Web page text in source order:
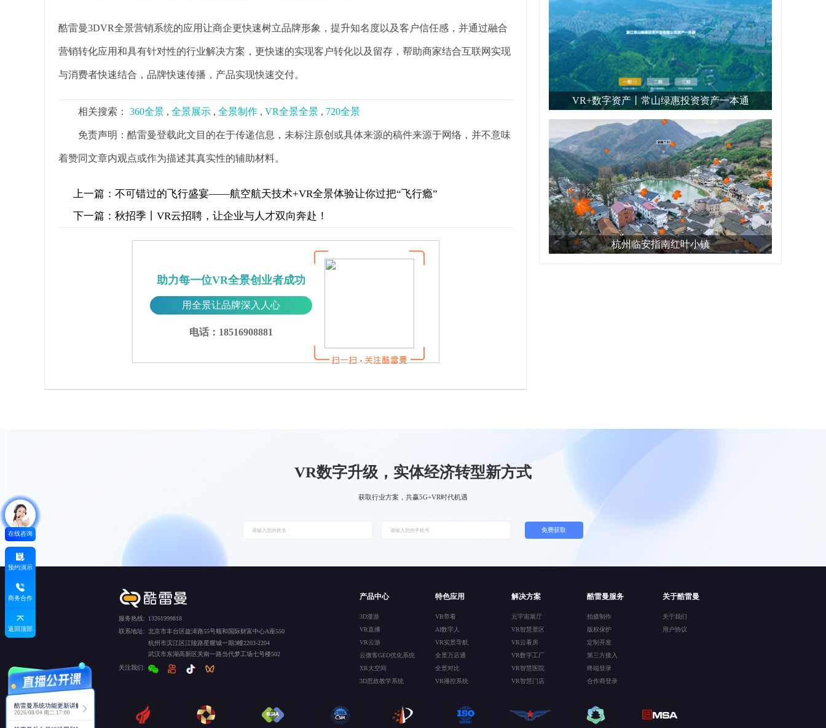
酷雷曼3DVR全景营销系统的应用让商企更快速树立品牌形象，提升知名度以及客户信任感，并通过融合
营销转化应用和具有针对性的行业解决方案，更快速的实现客户转化以及留存，帮助商家结合互联网实现
与消费者快速结合，品牌快速传播，产品实现快速交付。
相关搜索： 360全景 , 全景展示 , 全景制作 , VR全景全景 , 720全景
免责声明：酷雷曼登载此文目的在于传递信息，未标注原创或具体来源的稿件来源于网络，并不意味
着赞同文章内观点或作为描述其真实性的辅助材料。
上一篇： 不可错过的飞行盛宴——航空航天技术+VR全景体验让你过把“飞行瘾”
下一篇： 秋招季丨VR云招聘，让企业与人才双向奔赴！
助力每一位VR全景创业者成功
用全景让品牌深入人心
电话：18516908881
VR+数字资产丨常山绿惠投资资产一本通
杭州临安指南红叶小镇
在线咨询
预约演示
商务合作
返回顶部
酷雷曼系统功能更新讲解
2026/08/04 周二 17:00
VR数字升级，实体经济转型新方式
获取行业方案，共赢5G+VR时代机遇
免费获取
服务热线:
13261999818
联系地址: 北京市丰台区益泽路55号顺和国际财富中心A座550
杭州市滨江区江陵路星耀城一期3幢2203-2204
武汉市东湖高新区关南一路当代梦工场七号楼502
关注我们:
产品中心
3D漫游
VR直播
VR云游
云微客GEO优化系统
XR大空间
3D思政教学系统
特色应用
VR带看
AI数字人
VR实景导航
全景万店通
全景对比
VR播控系统
解决方案
元宇宙展厅
VR智慧景区
VR云看房
VR数字工厂
VR智慧医院
VR智慧门店
酷雷曼服务
拍摄制作
版权保护
定制开发
第三方接入
终端登录
合作商登录
关于酷雷曼
关于我们
用户协议